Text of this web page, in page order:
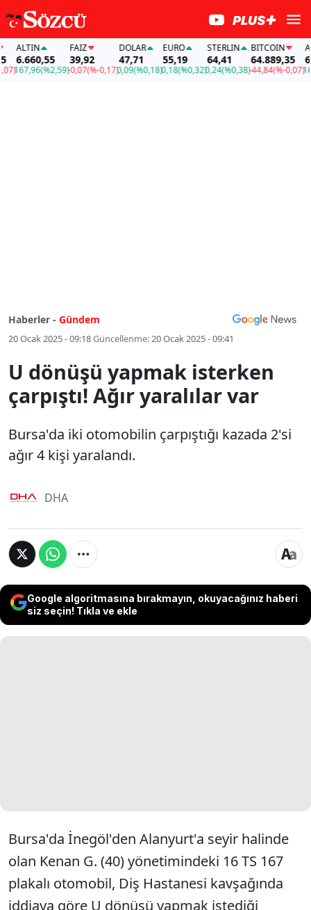
ALTIN
6.660,55
167,96(%2,59)
FAİZ
39,92
-0,07(%-0,17)
DOLAR
47,71
0,09(%0,18)
EURO
55,19
0,18(%0,32)
STERLIN
64,41
0,24(%0,38)
BITCOIN
64.889,35
-44,84(%-0,07)
Haberler - Gündem
20 Ocak 2025 - 09:18Güncellenme:20 Ocak 2025 - 09:41
U dönüşü yapmak isterken
çarpıştı! Ağır yaralılar var
Bursa'da iki otomobilin çarpıştığı kazada 2'si
ağır 4 kişi yaralandı.
DHA
Google algoritmasına bırakmayın, okuyacağınız haberi
siz seçin! Tıkla ve ekle
Bursa'da İnegöl'den Alanyurt'a seyir halinde
olan Kenan G. (40) yönetimindeki 16 TS 167
plakalı otomobil, Diş Hastanesi kavşağında
iddiaya göre U dönüşü yapmak istediği